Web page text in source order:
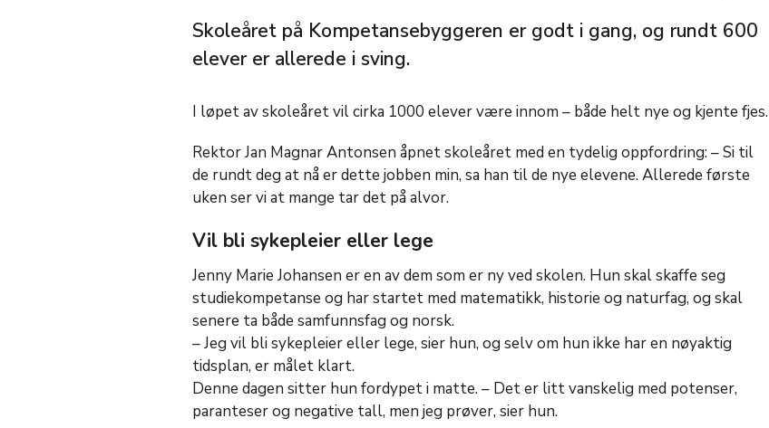
Skoleåret på Kompetansebyggeren er godt i gang, og rundt 600
elever er allerede i sving.
I løpet av skoleåret vil cirka 1000 elever være innom – både helt nye og kjente fjes.
Rektor Jan Magnar Antonsen åpnet skoleåret med en tydelig oppfordring: – Si til
de rundt deg at nå er dette jobben min, sa han til de nye elevene. Allerede første
uken ser vi at mange tar det på alvor.
Vil bli sykepleier eller lege
Jenny Marie Johansen er en av dem som er ny ved skolen. Hun skal skaffe seg
studiekompetanse og har startet med matematikk, historie og naturfag, og skal
senere ta både samfunnsfag og norsk.
– Jeg vil bli sykepleier eller lege, sier hun, og selv om hun ikke har en nøyaktig
tidsplan, er målet klart.
Denne dagen sitter hun fordypet i matte. – Det er litt vanskelig med potenser,
paranteser og negative tall, men jeg prøver, sier hun.